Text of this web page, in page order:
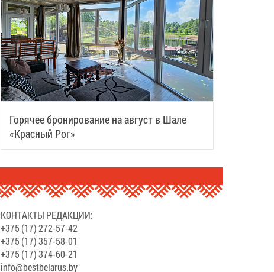
Горячее бронирование на август в Шале
«Красный Рог»
КОНТАКТЫ РЕДАКЦИИ:
+375 (17) 272-57-42
+375 (17) 357-58-01
+375 (17) 374-60-21
info@bestbelarus.by